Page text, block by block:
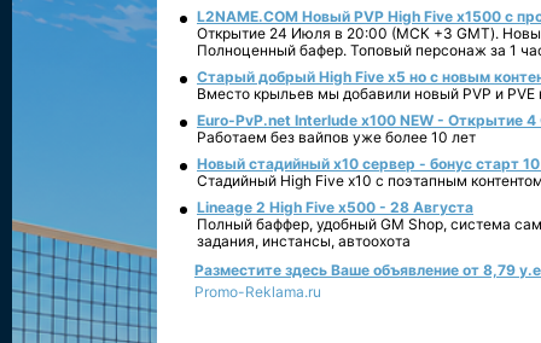
L2NAME.COM Новый PVP High Five x1500 с
Открытие 24 Июля в 20:00 (МСК +3 GMT).
Полноценный бафер. Топовый персонаж за 1
Старый добрый High Five x5 но с новым
Вместо крыльев мы добавили новый PVP и PVE
Euro-PvP.net Interlude х100 NEW - Открытие 4
Работаем без вайпов уже более 10 лет
Новый стадийный х10 сервер - бонус старт
Стадийный High Five x10 с поэтапным
Lineage 2 High Five x500 - 28 Августа
Полный баффер, удобный GM Shop, система
задания, инстансы, автоохота
Разместите здесь Ваше объявление от 8,79
Promo-Reklama.ru